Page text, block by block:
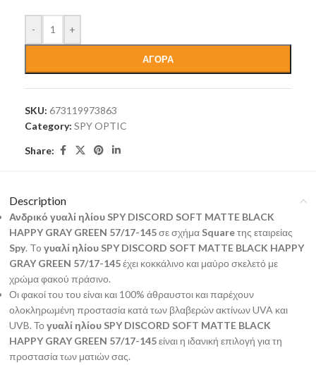
- +
ΑΓΟΡΑ
SKU: 673119973863
Category: SPY OPTIC
Share:
Description
Ανδρικό γυαλί ηλίου SPY DISCORD SOFT MATTE BLACK
HAPPY GRAY GREEN 57/17-145σε σχήμα Squareτης εταιρείας
Spy. Toγυαλί ηλίου SPY DISCORD SOFT MATTE BLACK HAPPY
GRAY GREEN 57/17-145έχει κοκκάλινο και μαύρο σκελετό με
χρώμα φακού πράσινο.
Οι φακοί του του είναι και 100% άθραυστοι και παρέχουν
ολοκληρωμένη προστασία κατά των βλαβερών ακτίνων UVA και
UVB. Τογυαλί ηλίου SPY DISCORD SOFT MATTE BLACK
HAPPY GRAY GREEN 57/17-145είναι η ιδανική επιλογή για τη
προστασία των ματιών σας.